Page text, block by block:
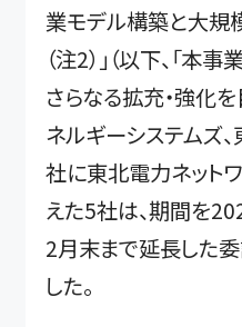
業モデル構築と大規
（注2）」（以下、「本
さらなる拡充・強化
ネルギーシステムズ
社に東北電力ネット
えた5社は、期間を
2月末まで延長した
した。